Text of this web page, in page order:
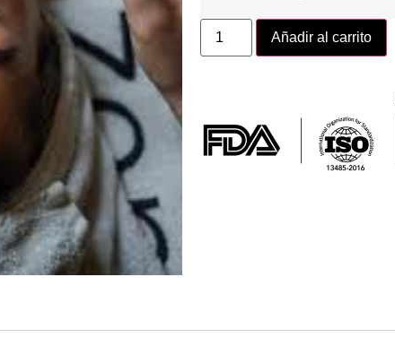
Añadir al carrito